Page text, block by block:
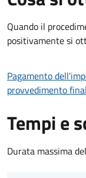
Quando il
positivamente si
Pagamento
provvedimento
Tempi e
Durata massima